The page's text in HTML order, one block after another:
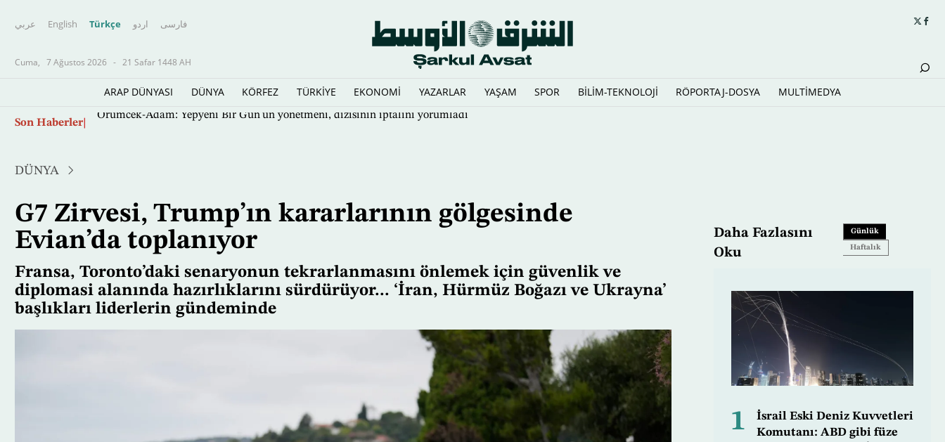
عربي English Türkçe اردو فارسى
Cuma, 7 Ağustos 2026 - 21 Safar 1448 AH
ARAP DÜNYASI DÜNYA KÖRFEZ TÜRKİYE EKONOMİ YAZARLAR YAŞAM SPOR BİLİM-TEKNOLOJİ RÖPORTAJ-DOSYA MULTİMEDYA
Ana
Son Haberler Örümcek-Adam: Yepyeni Bir Gün'ün yönetmeni, dizisinin iptalini yorumladı
DÜNYA
G7 Zirvesi, Trump’ın kararlarının gölgesinde
Evian’da toplanıyor
Fransa, Toronto’daki senaryonun tekrarlanmasını önlemek için güvenlik ve
diplomasi alanında hazırlıklarını sürdürüyor... ‘İran, Hürmüz Boğazı ve Ukrayna’
başlıkları liderlerin gündeminde
Daha Fazlasını
Oku
Günlük
Haftalık
1
İsrail Eski Deniz Kuvvetleri
Komutanı: ABD gibi füze